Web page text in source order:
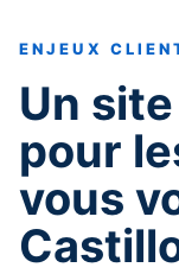
ENJEUX
Un
pour
vous